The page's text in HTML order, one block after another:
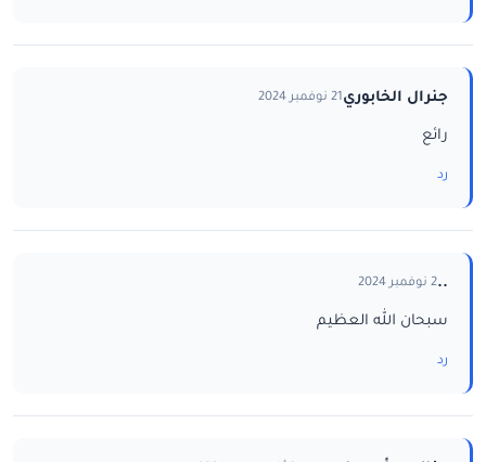
جنرال الخابوري21 نوفمبر 2024
رائع
رد
..2 نوفمبر 2024
سبحان الله العظيم
رد